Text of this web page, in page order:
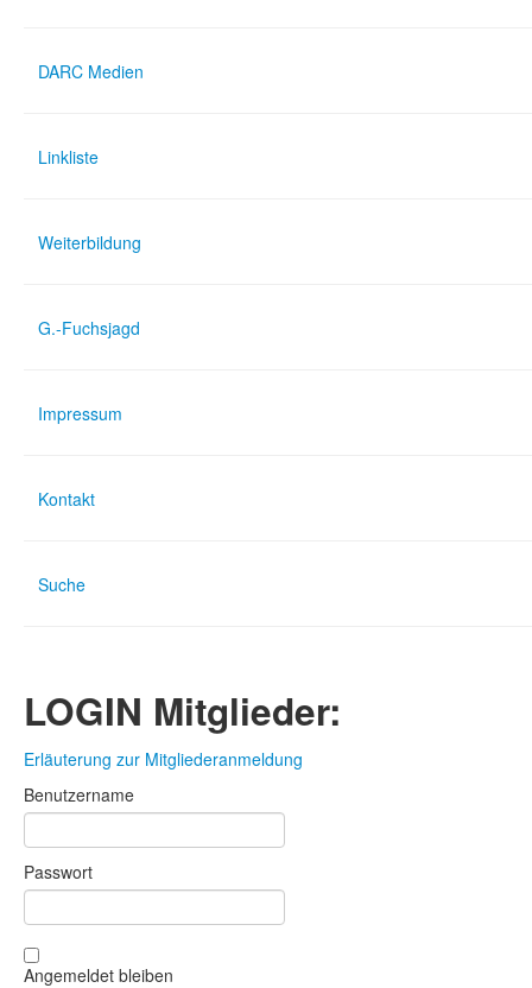
DARC Medien
Linkliste
Weiterbildung
G.-Fuchsjagd
Impressum
Kontakt
Suche
LOGIN Mitglieder:
Erläuterung zur Mitgliederanmeldung
Benutzername
Passwort
Angemeldet bleiben